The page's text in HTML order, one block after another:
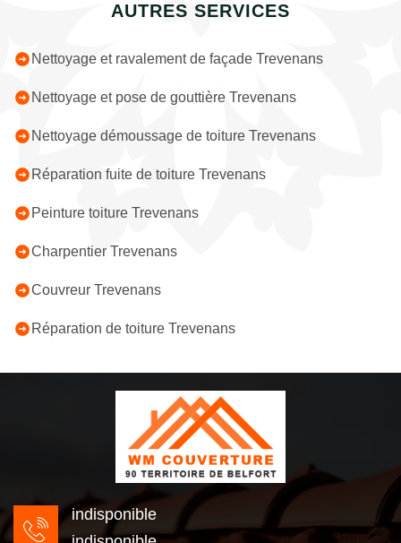
AUTRES SERVICES
Nettoyage et ravalement de façade Trevenans
Nettoyage et pose de gouttière Trevenans
Nettoyage démoussage de toiture Trevenans
Réparation fuite de toiture Trevenans
Peinture toiture Trevenans
Charpentier Trevenans
Couvreur Trevenans
Réparation de toiture Trevenans
indisponible